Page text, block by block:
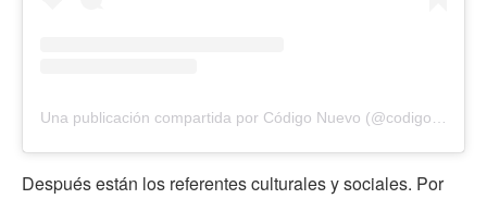
Después están los referentes culturales y sociales. Por